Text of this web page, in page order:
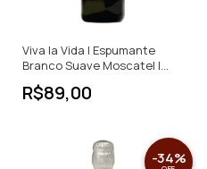
Viva la Vida | Espumante
Branco Suave Moscatel |
R$89,00
-34%